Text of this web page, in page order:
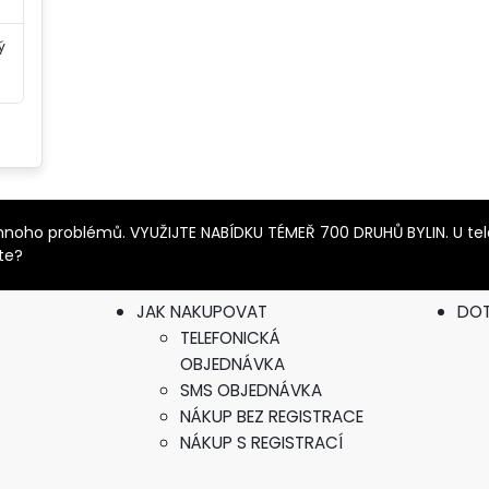
problémů. VYUŽIJTE NABÍDKU TÉMEŘ 700 DRUHŮ BYLIN.
JAK NAKUPOVAT
TELEFONICKÁ
OBJEDNÁVKA
SMS OBJEDNÁVKA
NÁKUP BEZ REGISTRACE
NÁKUP S REGISTRACÍ